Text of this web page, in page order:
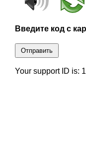
Введите код с
Отправить
Your support ID is: